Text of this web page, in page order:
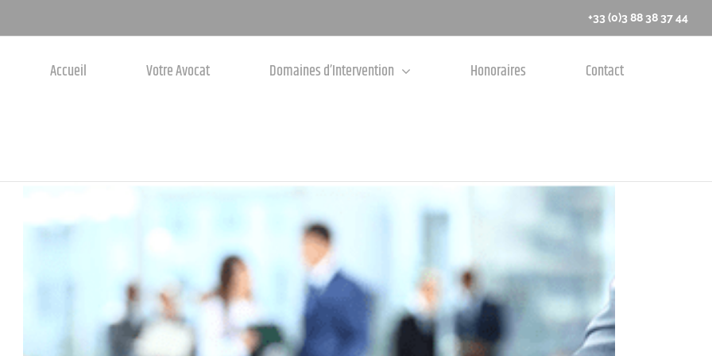
+33 (0)3 88 38 37 44
Accueil Votre Avocat Domaines d’Intervention Honoraires Contact